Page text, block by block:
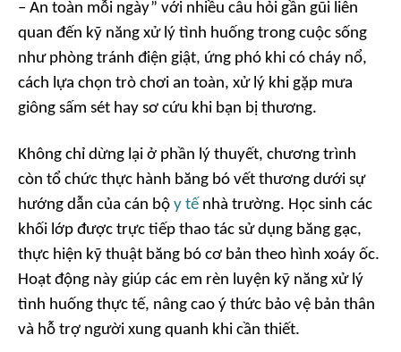
– An toàn mỗi ngày” với nhiều câu hỏi gần gũi liên
quan đến kỹ năng xử lý tình huống trong cuộc sống
như phòng tránh điện giật, ứng phó khi có cháy nổ,
cách lựa chọn trò chơi an toàn, xử lý khi gặp mưa
giông sấm sét hay sơ cứu khi bạn bị thương.
Không chỉ dừng lại ở phần lý thuyết, chương trình
còn tổ chức thực hành băng bó vết thương dưới sự
hướng dẫn của cán bộ y tế nhà trường. Học sinh các
khối lớp được trực tiếp thao tác sử dụng băng gạc,
thực hiện kỹ thuật băng bó cơ bản theo hình xoáy ốc.
Hoạt động này giúp các em rèn luyện kỹ năng xử lý
tình huống thực tế, nâng cao ý thức bảo vệ bản thân
và hỗ trợ người xung quanh khi cần thiết.